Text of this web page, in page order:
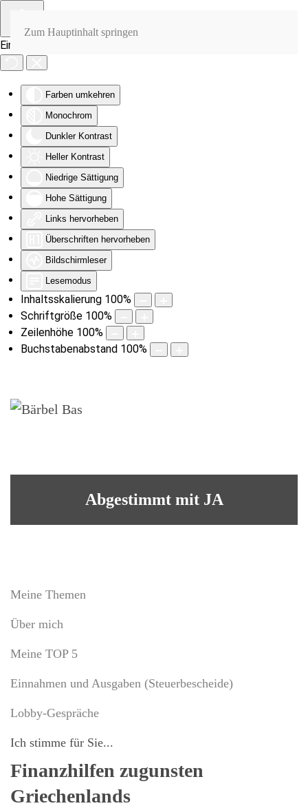
Eingabehilfen öffnen
Farben umkehren
Monochrom
Dunkler Kontrast
Heller Kontrast
Niedrige Sättigung
Hohe Sättigung
Links hervorheben
Überschriften hervorheben
Bildschirmleser
Lesemodus
Inhaltsskalierung 100%
Schriftgröße 100%
Zeilenhöhe 100%
Buchstabenabstand 100%
Zum Hauptinhalt springen
Abgestimmt mit JA
Meine Themen
Über mich
Meine TOP 5
Einnahmen und Ausgaben (Steuerbescheide)
Lobby-Gespräche
Ich stimme für Sie...
Finanzhilfen zugunsten
Griechenlands